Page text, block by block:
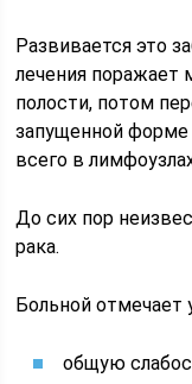
Развивается это
лечения поражает
полости, потом
запущенной
всего в
До сих пор
рака.
Больной отмечает
общую